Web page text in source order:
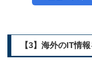
【3】海外のIT情